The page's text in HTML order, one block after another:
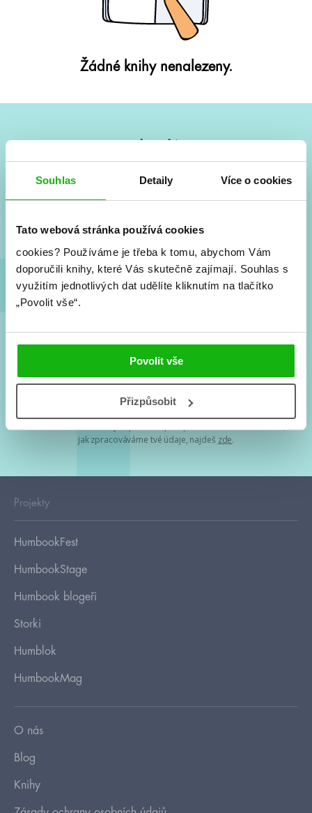
Souhlas Detaily Více o cookies
Tato webová stránka používá cookies
cookies? Používáme je třeba k tomu, abychom Vám
doporučili knihy, které Vás skutečně zajímají. Souhlas s
využitím jednotlivých dat udělíte kliknutím na tlačítko
„Povolit vše“.
Povolit vše
Přizpůsobit
Žádné knihy nenalezeny.
Vše kolem #youngadult každý měsíc rovnou do mailu!
a seriálové adaptace a další.
Souhlasím spodmínkami zpracování osobních údajů
Tvá e-mailová adresa je u nás v bezpečí. Přečti si
jak zpracováváme tvé údaje, najdeš zde.
Projekty
HumbookFest
HumbookStage
Humbook blogeři
Storki
Humblok
HumbookMag
O nás
Blog
Knihy